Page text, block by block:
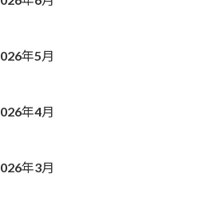
年5月
年4月
年3月